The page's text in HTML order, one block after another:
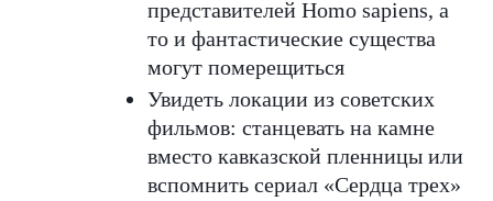
представителей Homo sapiens, а
то и фантастические существа
могут померещиться
Увидеть локации из советских
фильмов: станцевать на камне
вместо кавказской пленницы или
вспомнить сериал «Сердца трех»